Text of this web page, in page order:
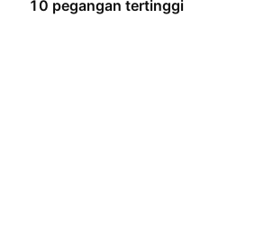
10 pegangan tertinggi